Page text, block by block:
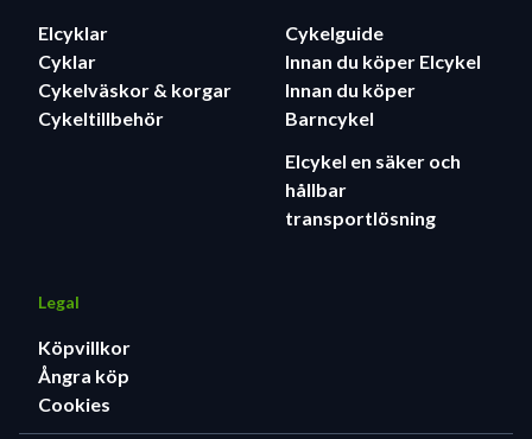
Elcyklar
Cyklar
Cykelväskor & korgar
Cykeltillbehör
Cykelguide
Innan du köper Elcykel
Innan du köper
Barncykel
Elcykel en säker och
hållbar
transportlösning
Legal
Köpvillkor
Ångra köp
Cookies